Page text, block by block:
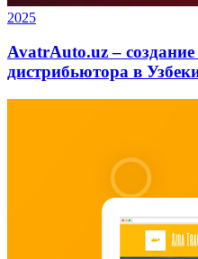
2025
AvatrAuto.uz –
дистрибьютора в